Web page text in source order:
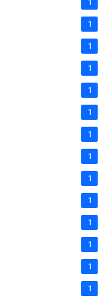
1
1
1
1
1
1
1
1
1
1
1
1
1
1